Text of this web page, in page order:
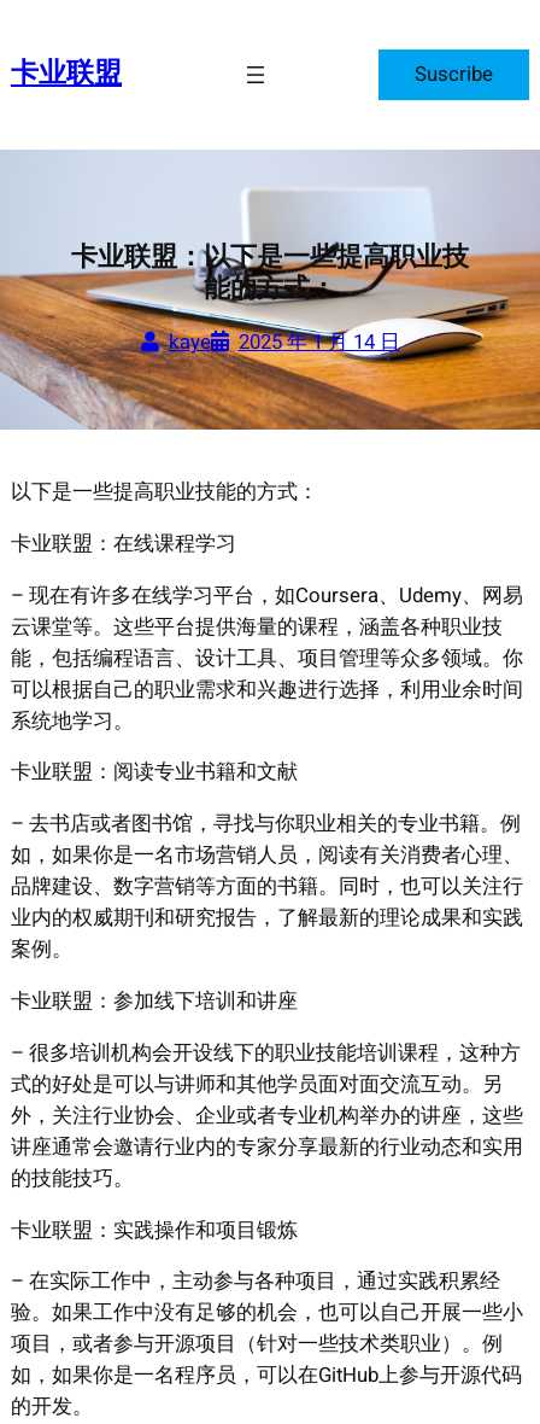
内卡业联盟 Suscribe
卡业联盟：以下是一些提高职业技
能的方式：
kaye 2025 年 1 月 14 日
以下是一些提高职业技能的方式：
卡业联盟：在线课程学习
– 现在有许多在线学习平台，如Coursera、Udemy、网易
云课堂等。这些平台提供海量的课程，涵盖各种职业技
能，包括编程语言、设计工具、项目管理等众多领域。你
可以根据自己的职业需求和兴趣进行选择，利用业余时间
系统地学习。
卡业联盟：阅读专业书籍和文献
– 去书店或者图书馆，寻找与你职业相关的专业书籍。例
如，如果你是一名市场营销人员，阅读有关消费者心理、
品牌建设、数字营销等方面的书籍。同时，也可以关注行
业内的权威期刊和研究报告，了解最新的理论成果和实践
案例。
卡业联盟：参加线下培训和讲座
– 很多培训机构会开设线下的职业技能培训课程，这种方
式的好处是可以与讲师和其他学员面对面交流互动。另
外，关注行业协会、企业或者专业机构举办的讲座，这些
讲座通常会邀请行业内的专家分享最新的行业动态和实用
的技能技巧。
卡业联盟：实践操作和项目锻炼
– 在实际工作中，主动参与各种项目，通过实践积累经
验。如果工作中没有足够的机会，也可以自己开展一些小
项目，或者参与开源项目（针对一些技术类职业）。例
如，如果你是一名程序员，可以在GitHub上参与开源代码
的开发。